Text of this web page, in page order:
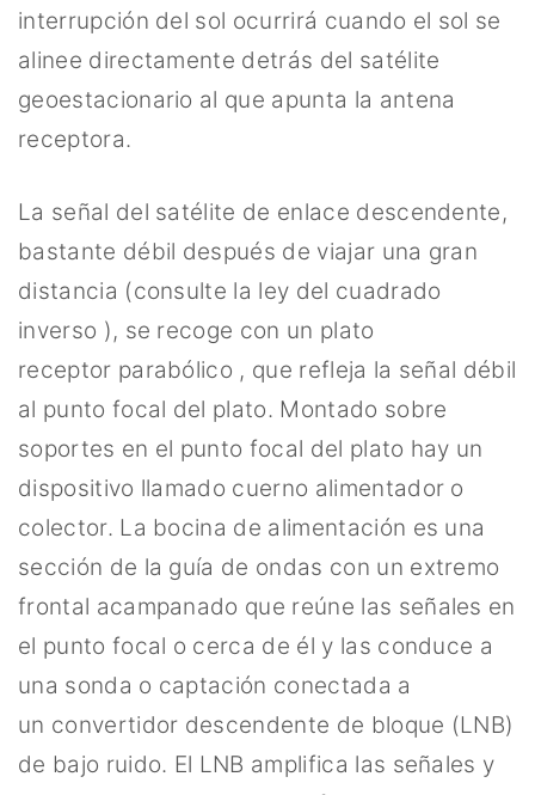
interrupción del sol ocurrirá cuando el sol se
alinee directamente detrás del satélite
geoestacionario al que apunta la antena
receptora.
La señal del satélite de enlace descendente,
bastante débil después de viajar una gran
distancia (consulte la ley del cuadrado
inverso ), se recoge con un plato
receptor parabólico , que refleja la señal débil
al punto focal del plato. Montado sobre
soportes en el punto focal del plato hay un
dispositivo llamado cuerno alimentador o
colector. La bocina de alimentación es una
sección de la guía de ondas con un extremo
frontal acampanado que reúne las señales en
el punto focal o cerca de él y las conduce a
una sonda o captación conectada a
un convertidor descendente de bloque (LNB)
de bajo ruido. El LNB amplifica las señales y